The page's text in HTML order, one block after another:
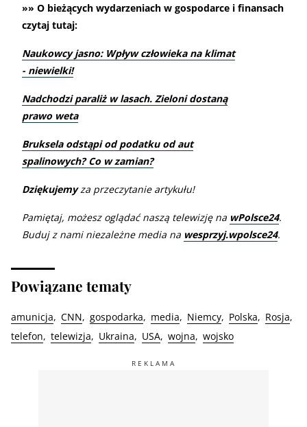
»» O bieżących wydarzeniach w gospodarce i finansach
czytaj tutaj:
Naukowcy jasno: Wpływ człowieka na klimat
- niewielki!
Nadchodzi paraliż w lasach. Zieloni dostaną
prawo weta
Bruksela odstąpi od podatku od aut
spalinowych? Co w zamian?
Dziękujemyza przeczytanie artykułu!
Pamiętaj, możesz oglądać naszą telewizję na wPolsce24.
Buduj z nami niezależne media na wesprzyj.wpolsce24.
Powiązane tematy
amunicja CNN gospodarka media Niemcy Polska
Rosja
telefon
telewizja Ukraina USA wojna wojsko